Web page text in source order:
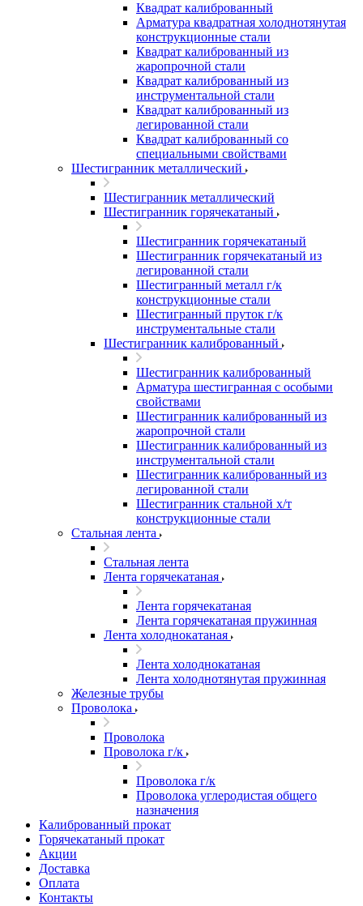
Квадрат калиброванный
Арматура квадратная холоднотянутая
конструкционные стали
Квадрат калиброванный из
жаропрочной стали
Квадрат калиброванный из
инструментальной стали
Квадрат калиброванный из
легированной стали
Квадрат калиброванный со
специальными свойствами
Шестигранник металлический
Шестигранник металлический
Шестигранник горячекатаный
Шестигранник горячекатаный
Шестигранник горячекатаный из
легированной стали
Шестигранный металл г/к
конструкционные стали
Шестигранный пруток г/к
инструментальные стали
Шестигранник калиброванный
Шестигранник калиброванный
Арматура шестигранная с особыми
свойствами
Шестигранник калиброванный из
жаропрочной стали
Шестигранник калиброванный из
инструментальной стали
Шестигранник калиброванный из
легированной стали
Шестигранник стальной х/т
конструкционные стали
Стальная лента
Стальная лента
Лента горячекатаная
Лента горячекатаная
Лента горячекатаная пружинная
Лента холоднокатаная
Лента холоднокатаная
Лента холоднотянутая пружинная
Железные трубы
Проволока
Проволока
Проволока г/к
Проволока г/к
Проволока углеродистая общего
назначения
Калиброванный прокат
Горячекатаный прокат
Акции
Доставка
Оплата
Контакты